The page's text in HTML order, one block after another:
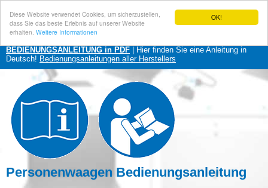
OK!
Diese Website verwendet Cookies, um sicherzustellen,
dass Sie das beste Erlebnis auf unserer Website
erhalten. Weitere Informationen
BEDIENUNGSANLEITUNG in PDF | Hier finden Sie eine Anleitung in
Deutsch! Bedienungsanleitungen aller Herstellers
Personenwaagen Bedienungsanleitung